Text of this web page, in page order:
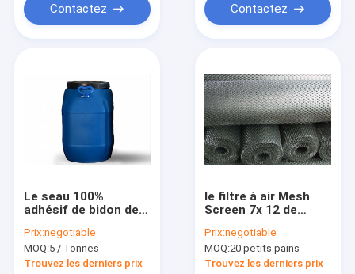
Des produits
Au sujet de nous
Visite d'usine
Demandez une citation
Contactez Contactez
Le seau 100%
adhésif de bidon de
chaud de fonte
d'unité centrale a
empaqueté
Prix:negotiable
MOQ:5 / Tonnes
Trouvez les derniers prix
le filtre à air Mesh
Screen 7x 12 de
câblent décoratif
Prix:negotiable
MOQ:20 petits pains
Trouvez les derniers prix